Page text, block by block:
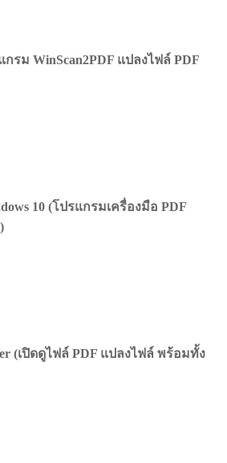
กรม WinScan2PDF แปลงไฟล์ PDF
10 (โปรแกรมเครื่องมือ PDF
(เปิดดูไฟล์ PDF แปลงไฟล์ พร้อมทั้ง